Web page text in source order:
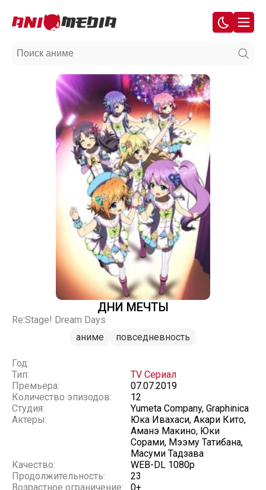
ДНИ МЕЧТЫ
Re:Stage! Dream Days
аниме
повседневность
Год:
Тип:
TV Сериал
Премьера:
07.07.2019
Количество эпизодов:
12
Студия:
Yumeta Company, Graphinica
Актеры:
Юка Ивахаси, Акари Кито,
Аманэ Макино, Юки
Сорами, Мээму Татибана,
Масуми Тадзава
Качество:
WEB-DL 1080p
Продолжительность:
23
Возрастное ограничение:
0+